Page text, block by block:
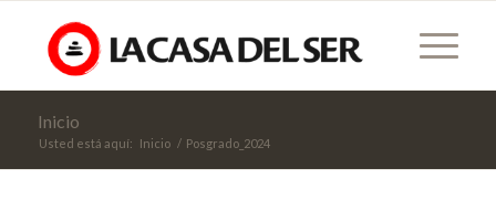
Inicio
Usted está aquí: Inicio / Posgrado_2024